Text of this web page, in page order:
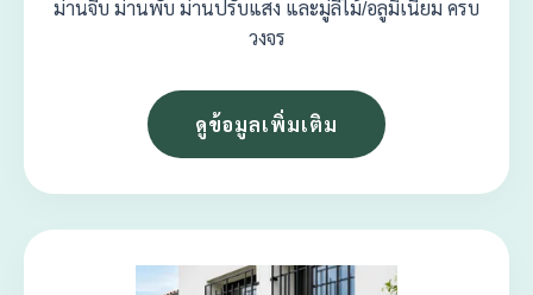
ม่านจีบ ม่านพับ ม่านปรับแสง และมู่ลี่ไม้/อลูมิเนียม ครบ
วงจร
ดูข้อมูลเพิ่มเติม